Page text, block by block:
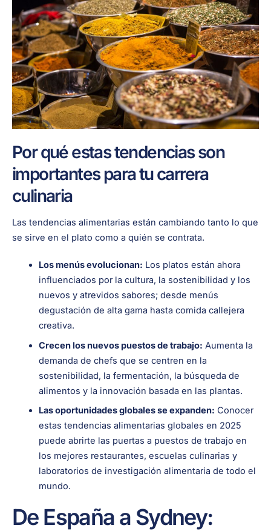
Por qué estas tendencias son
importantes para tu carrera
culinaria
Las tendencias alimentarias están cambiando tanto lo que
se sirve en el plato como a quién se contrata.
Los menús evolucionan: Los platos están ahora
influenciados por la cultura, la sostenibilidad y los
nuevos y atrevidos sabores; desde menús
degustación de alta gama hasta comida callejera
creativa.
Crecen los nuevos puestos de trabajo: Aumenta la
demanda de chefs que se centren en la
sostenibilidad, la fermentación, la búsqueda de
alimentos y la innovación basada en las plantas.
Las oportunidades globales se expanden: Conocer
estas tendencias alimentarias globales en 2025
puede abrirte las puertas a puestos de trabajo en
los mejores restaurantes, escuelas culinarias y
laboratorios de investigación alimentaria de todo el
mundo.
De España a Sydney: